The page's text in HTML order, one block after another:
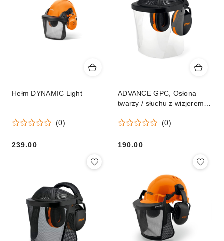
Hełm DYNAMIC Light
(0)
239.00
ADVANCE GPC, Osłona
twarzy / słuchu z wizjerem z
(0)
190.00